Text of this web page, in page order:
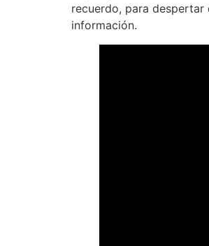
recuerdo, para
información.